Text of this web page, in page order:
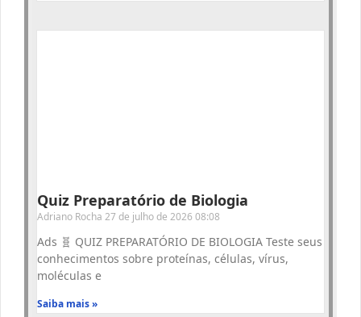
Quiz Preparatório de Biologia
Adriano Rocha 27 de julho de 2026 08:08
Ads 🧬 QUIZ PREPARATÓRIO DE BIOLOGIA Teste seus
conhecimentos sobre proteínas, células, vírus,
moléculas e
Saiba mais »